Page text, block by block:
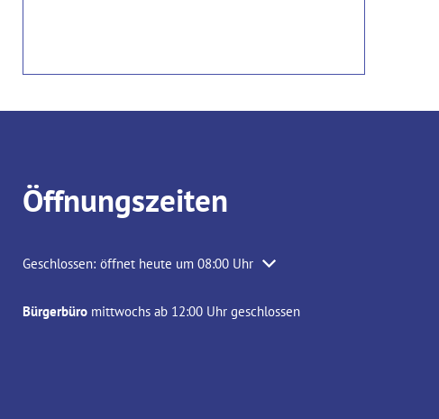
Öffnungszeiten
Klicken, um weitere Öffnungs- oder Schließzeiten auszublenden
Geschlossen: öffnet heute um 08:00 Uhr
Bürgerbüro mittwochs ab 12:00 Uhr geschlossen